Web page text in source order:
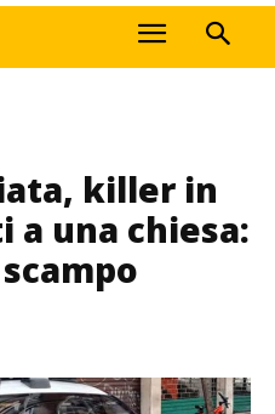
killer in
a una chiesa: